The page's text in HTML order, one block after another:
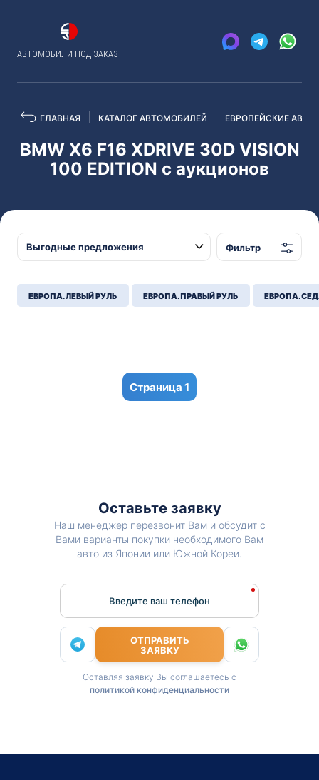
АВТОМОБИЛИ ПОД ЗАКАЗ
ГЛАВНАЯ КАТАЛОГ АВТОМОБИЛЕЙ ЕВРОПЕЙСКИЕ
BMW X6 F16 XDRIVE 30D VISION
100 EDITION с аукционов
Фильтр
ЕВРОПА. ЛЕВЫЙ РУЛЬ ЕВРОПА. ПРАВЫЙ РУЛЬ ЕВРОПА.
1
Оставьте заявку
Наш менеджер перезвонит Вам и обсудит с
Вами варианты покупки необходимого Вам
авто из Японии или Южной Кореи.
Введите ваш телефон
ОТПРАВИТЬ
ЗАЯВКУ
Оставляя заявку Вы соглашаетесь с
политикой конфиденциальности